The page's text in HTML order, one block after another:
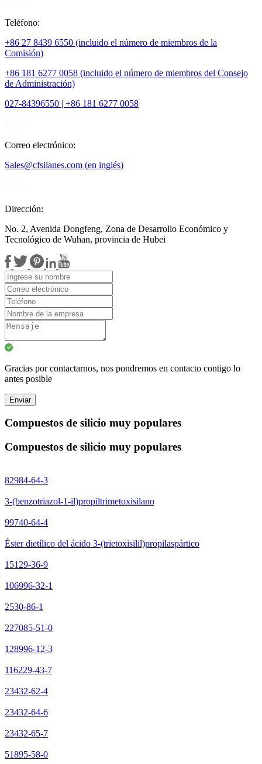
Teléfono:
+86 27 8439 6550 (incluido el número de miembros de la
Comisión)
+86 181 6277 0058 (incluido el número de miembros del Consejo
de Administración)
027-84396550 | +86 181 6277 0058
Correo electrónico:
Sales@cfsilanes.com (en inglés)
Dirección:
No. 2, Avenida Dongfeng, Zona de Desarrollo Económico y
Tecnológico de Wuhan, provincia de Hubei
Gracias por contactarnos, nos pondremos en contacto contigo lo
antes posible
Enviar
Compuestos de silicio muy populares
Compuestos de silicio muy populares
82984-64-3
3-(benzotriazol-1-il)propiltrimetoxisilano
99740-64-4
Éster dietílico del ácido 3-(trietoxisilil)propilaspártico
15129-36-9
106996-32-1
2530-86-1
227085-51-0
128996-12-3
116229-43-7
23432-62-4
23432-64-6
23432-65-7
51895-58-0